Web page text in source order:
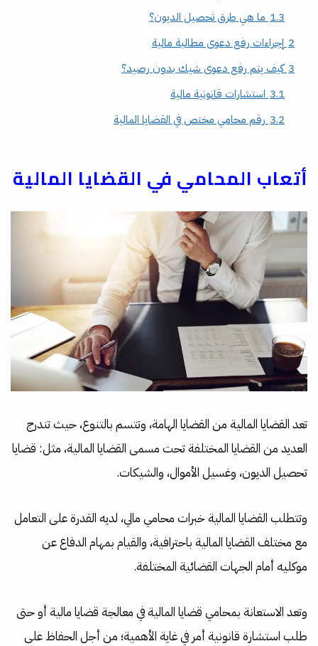
1.3 ما هي طرق تحصيل الديون؟
2 إجراءات رفع دعوى مطالبة مالية
3 كيف يتم رفع دعوى شيك بدون رصيد؟
3.1 استشارات قانونية مالية
3.2 رقم محامي مختص في القضايا المالية
أتعاب المحامي في القضايا المالية
تعد القضايا المالية من القضايا الهامة، وتتسم بالتنوع، حيث تندرج
العديد من القضايا المختلفة تحت مسمى القضايا المالية، مثل: قضايا
تحصيل الديون، وغسيل الأموال، والشيكات.
وتتطلب القضايا المالية خبرات محامي مالي، لديه القدرة على التعامل
مع مختلف القضايا المالية باحترافية، والقيام بمهام الدفاع عن
موكليه أمام الجهات القضائية المختلفة.
وتعد الاستعانة بمحامي قضايا المالية في معالجة قضايا مالية أو حتى
طلب استشارة قانونية أمر في غاية الأهمية؛ من أجل الحفاظ على